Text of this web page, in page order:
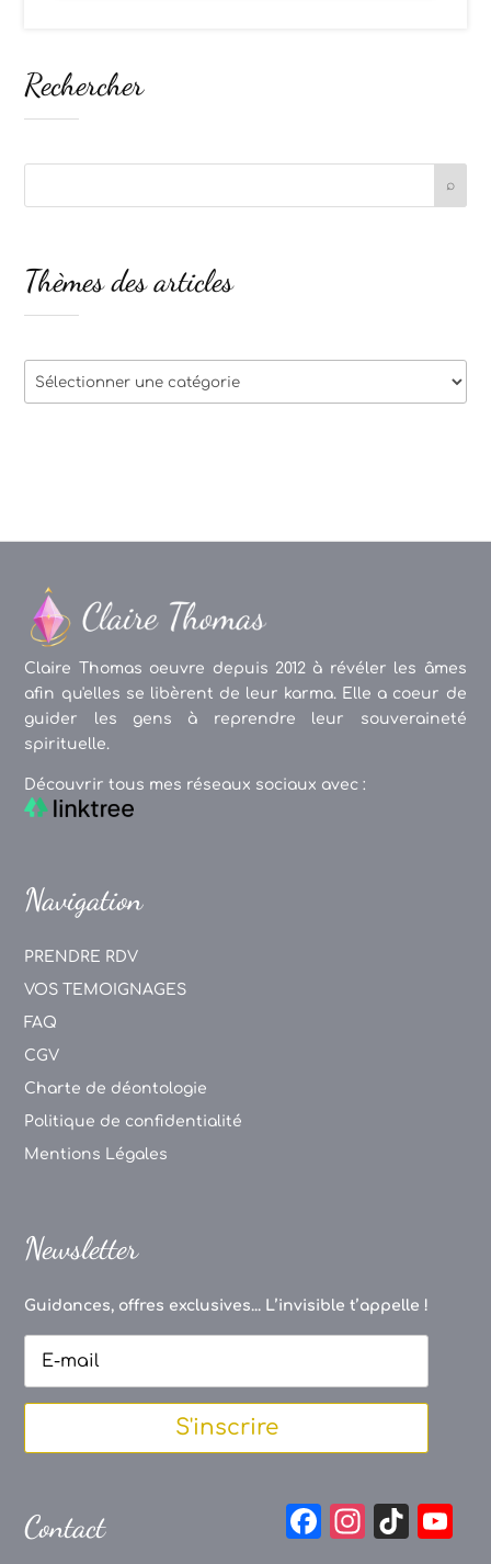
Rechercher
Thèmes des articles
Thèmes
des
Claire Thomas oeuvre depuis 2012 à révéler les âmes
afin qu'elles se libèrent de leur karma. Elle a coeur de
guider les gens à reprendre leur souveraineté
spirituelle.
Découvrir tous mes réseaux sociaux avec :
Navigation
PRENDRE RDV
VOS TEMOIGNAGES
FAQ
CGV
Charte de déontologie
Politique de confidentialité
Mentions Légales
Newsletter
Guidances, offres exclusives... L’invisible t’appelle !
S'inscrire
Contact
F
In
Ti